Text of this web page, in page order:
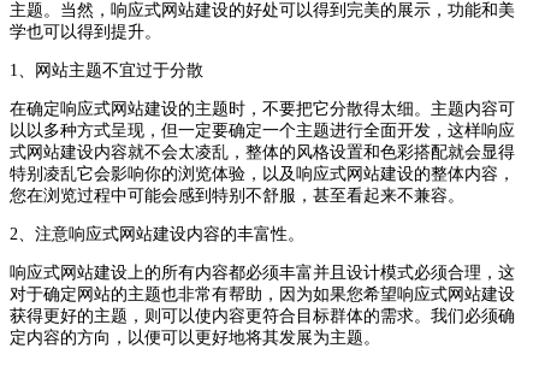
主题。当然，响应式网站建设的好处可以得到完美的展示，功能和美
学也可以得到提升。
1、网站主题不宜过于分散
在确定响应式网站建设的主题时，不要把它分散得太细。主题内容可
以以多种方式呈现，但一定要确定一个主题进行全面开发，这样响应
式网站建设内容就不会太凌乱，整体的风格设置和色彩搭配就会显得
特别凌乱它会影响你的浏览体验，以及响应式网站建设的整体内容，
您在浏览过程中可能会感到特别不舒服，甚至看起来不兼容。
2、注意响应式网站建设内容的丰富性。
响应式网站建设上的所有内容都必须丰富并且设计模式必须合理，这
对于确定网站的主题也非常有帮助，因为如果您希望响应式网站建设
获得更好的主题，则可以使内容更符合目标群体的需求。我们必须确
定内容的方向，以便可以更好地将其发展为主题。